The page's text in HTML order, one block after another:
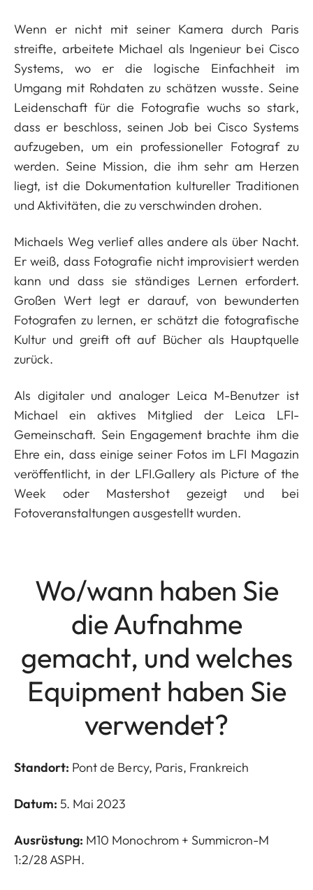
Wenn er nicht mit seiner Kamera durch Paris
streifte, arbeitete Michael als Ingenieur bei Cisco
Systems, wo er die logische Einfachheit im
Umgang mit Rohdaten zu schätzen wusste. Seine
Leidenschaft für die Fotografie wuchs so stark,
dass er beschloss, seinen Job bei Cisco Systems
aufzugeben, um ein professioneller Fotograf zu
werden. Seine Mission, die ihm sehr am Herzen
liegt, ist die Dokumentation kultureller Traditionen
und Aktivitäten, die zu verschwinden drohen.
Michaels Weg verlief alles andere als über Nacht.
Er weiß, dass Fotografie nicht improvisiert werden
kann und dass sie ständiges Lernen erfordert.
Großen Wert legt er darauf, von bewunderten
Fotografen zu lernen, er schätzt die fotografische
Kultur und greift oft auf Bücher als Hauptquelle
zurück.
Als digitaler und analoger Leica M-Benutzer ist
Michael ein aktives Mitglied der Leica LFI-
Gemeinschaft. Sein Engagement brachte ihm die
Ehre ein, dass einige seiner Fotos im LFI Magazin
veröffentlicht, in der LFI.Gallery als Picture of the
Week oder Mastershot gezeigt und bei
Fotoveranstaltungen ausgestellt wurden.
Wo/wann haben Sie
die Aufnahme
gemacht, und welches
Equipment haben Sie
verwendet?
Standort: Pont de Bercy, Paris, Frankreich
Datum:5. Mai 2023
Ausrüstung: M10 Monochrom + Summicron-M
1:2/28 ASPH.